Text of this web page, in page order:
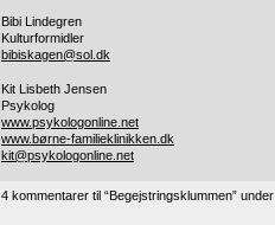
Bibi Lindegren
Kulturformidler
bibiskagen@sol.dk
Kit Lisbeth Jensen
Psykolog
www.psykologonline.net
www.børne-familieklinikken.dk
kit@psykologonline.net
4 kommentarer til “Begejstringsklummen”